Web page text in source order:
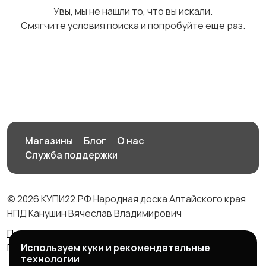
Увы, мы не нашли то, что вы искали.
Смягчите условия поиска и попробуйте еще раз.
Магазины Блог
О нас
Служба поддержки
© 2026 КУПИ22.РФ Народная доска Алтайского края
НПД Канушин Вячеслав Владимирович
Правила сервиса
Политика конфиденциальности
Политика использования cookie
Используем куки и рекомендательные
технологии